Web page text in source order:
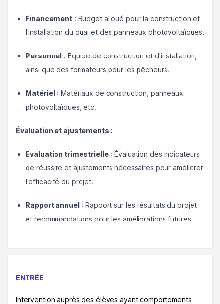
Financement : Budget alloué pour la construction et
l'installation du quai et des panneaux photovoltaïques.
Personnel : Équipe de construction et d'installation,
ainsi que des formateurs pour les pêcheurs.
Matériel : Matériaux de construction, panneaux
photovoltaïques, etc.
Évaluation et ajustements :
Évaluation trimestrielle : Évaluation des indicateurs
de réussite et ajustements nécessaires pour améliorer
l'efficacité du projet.
Rapport annuel : Rapport sur les résultats du projet
et recommandations pour les améliorations futures.
ENTRÉE
Intervention auprès des élèves ayant comportements